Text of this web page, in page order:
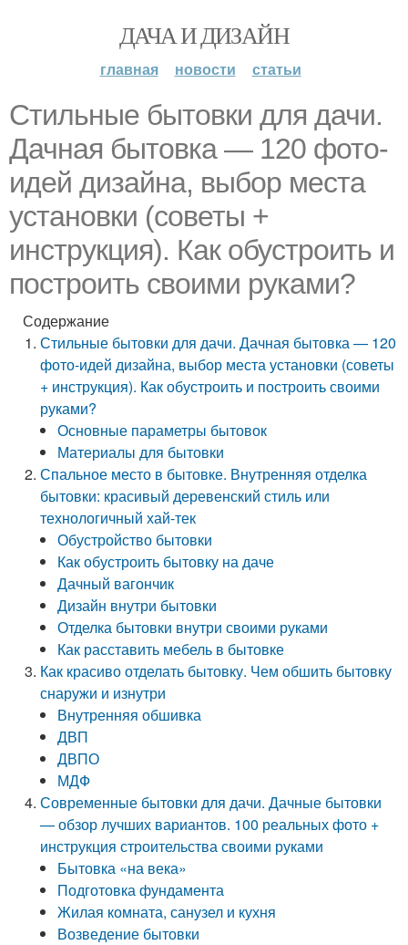
ДАЧА И ДИЗАЙН
главная новости статьи
Стильные бытовки для дачи.
Дачная бытовка — 120 фото-
идей дизайна, выбор места
установки (советы +
инструкция). Как обустроить и
построить своими руками?
Содержание
Стильные бытовки для дачи. Дачная бытовка — 120
фото-идей дизайна, выбор места установки (советы
+ инструкция). Как обустроить и построить своими
руками?
Основные параметры бытовок
Материалы для бытовки
Спальное место в бытовке. Внутренняя отделка
бытовки: красивый деревенский стиль или
технологичный хай-тек
Обустройство бытовки
Как обустроить бытовку на даче
Дачный вагончик
Дизайн внутри бытовки
Отделка бытовки внутри своими руками
Как расставить мебель в бытовке
Как красиво отделать бытовку. Чем обшить бытовку
снаружи и изнутри
Внутренняя обшивка
ДВП
ДВПО
МДФ
Современные бытовки для дачи. Дачные бытовки
— обзор лучших вариантов. 100 реальных фото +
инструкция строительства своими руками
Бытовка «на века»
Подготовка фундамента
Жилая комната, санузел и кухня
Возведение бытовки